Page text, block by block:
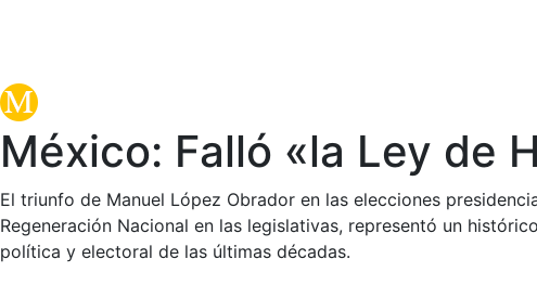
México: Falló «la Ley de
El triunfo de Manuel López Obrador en las elecciones
Regeneración Nacional en las legislativas, representó un
política y electoral de las últimas décadas.